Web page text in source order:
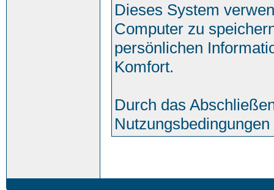
Dieses System
Computer zu
persönlichen
Komfort.
Durch das
Nutzungsbedingungen